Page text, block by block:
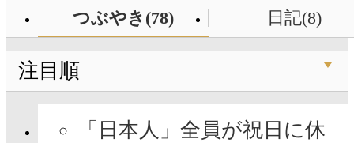
つぶやき(78) 日記(8)
注目順
「日本人」全員が祝日に休